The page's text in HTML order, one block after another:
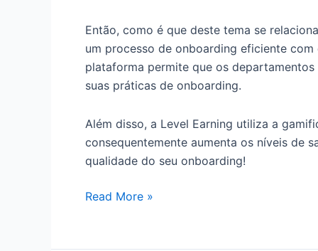
Então, como é que deste tema se
um processo de onboarding eficiente com
plataforma permite que os
suas práticas de onboarding.
Além disso, a Level Earning utiliza a
consequentemente aumenta os níveis de
qualidade do seu onboarding!
Read More »